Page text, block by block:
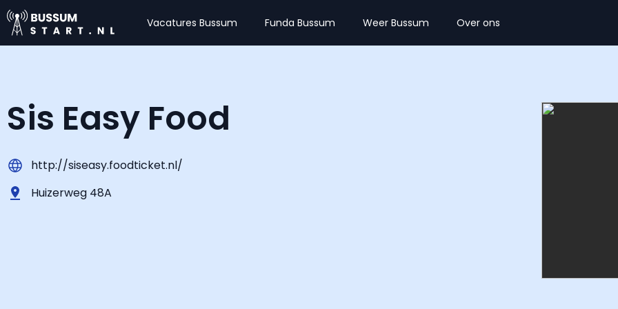
Vacatures Bussum Funda Bussum Weer Bussum Over ons
Sis Easy Food
http://siseasy.foodticket.nl/
Huizerweg 48A